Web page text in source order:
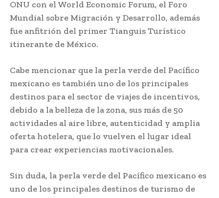
ONU con el World Economic Forum, el Foro
Mundial sobre Migración y Desarrollo, además
fue anfitrión del primer Tianguis Turístico
itinerante de México.
Cabe mencionar que la perla verde del Pacífico
mexicano es también uno de los principales
destinos para el sector de viajes de incentivos,
debido a la belleza de la zona, sus más de 50
actividades al aire libre, autenticidad y amplia
oferta hotelera, que lo vuelven el lugar ideal
para crear experiencias motivacionales.
Sin duda, la perla verde del Pacífico mexicano es
uno de los principales destinos de turismo de